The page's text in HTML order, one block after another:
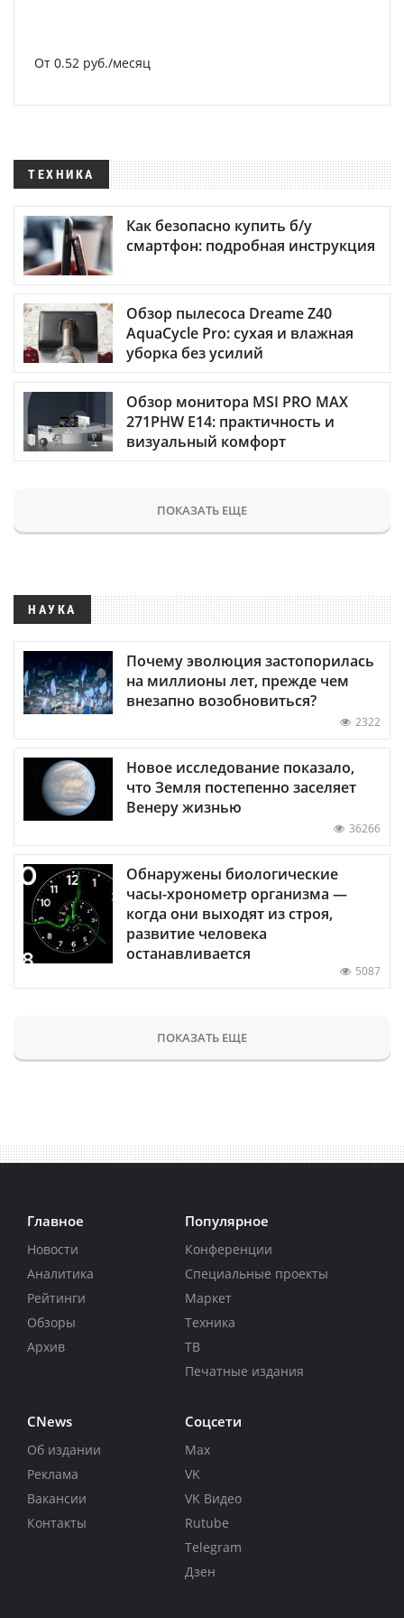
От 0.52 руб./месяц
ТЕХНИКА
Как безопасно купить б/у
смартфон: подробная инструкция
Обзор пылесоса Dreame Z40
AquaCycle Pro: сухая и влажная
уборка без усилий
Обзор монитора MSI PRO MAX
271PHW E14: практичность и
визуальный комфорт
ПОКАЗАТЬ ЕЩЕ
НАУКА
Почему эволюция застопорилась
на миллионы лет, прежде чем
внезапно возобновиться?
2322
Новое исследование показало,
что Земля постепенно заселяет
Венеру жизнью
36266
Обнаружены биологические
часы-хронометр организма —
когда они выходят из строя,
развитие человека
останавливается
5087
ПОКАЗАТЬ ЕЩЕ
Главное
Новости
Аналитика
Рейтинги
Обзоры
Архив
Популярное
Конференции
Специальные проекты
Маркет
Техника
ТВ
Печатные издания
CNews
Об издании
Реклама
Вакансии
Контакты
Соцсети
Max
VK
VK Видео
Rutube
Telegram
Дзен